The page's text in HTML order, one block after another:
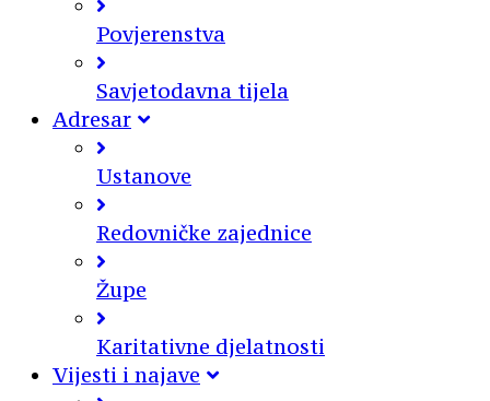
Povjerenstva
Savjetodavna tijela
Adresar
Ustanove
Redovničke zajednice
Župe
Karitativne djelatnosti
Vijesti i najave